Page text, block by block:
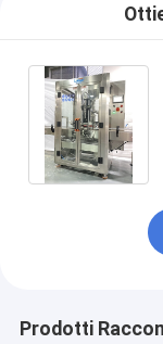
Prodotti